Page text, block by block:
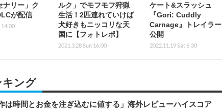
ナリー」ク
が配信
14:00
ルク」でモフモフ狩猟
生活！2匹連れていけば
犬好きもニッコリな天
国に【フォトレポ】
2021.3.28 Sun 16:00
ケート&スラッシュ
『Gori: Cuddly
Carnage』トレイラー
公開
2022.11.19 Sat 6:30
キング
は時間とお金を注ぎ込むに値する」海外レビューハイスコア